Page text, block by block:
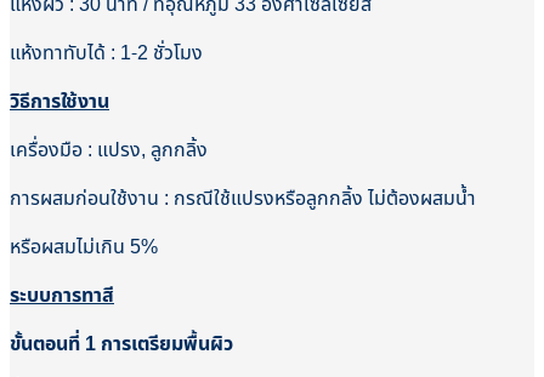
แห้งทาทับได้ : 1-2 ชั่วโมง
วิธีการใช้งาน
เครื่องมือ : แปรง, ลูกกลิ้ง
การผสมก่อนใช้งาน : กรณีใช้แปรงหรือลูกกลิ้ง ไม่ต้องผสมน้ำ
หรือผสมไม่เกิน 5%
ระบบการทาสี
ขั้นตอนที่ 1 การเตรียมพื้นผิว